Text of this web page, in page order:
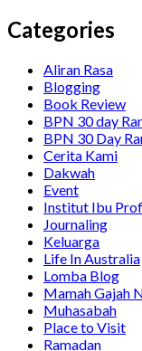
Categories
Aliran Rasa
Blogging
Book Review
BPN 30 day
BPN 30 Day
Cerita Kami
Dakwah
Event
Institut Ibu
Journaling
Keluarga
Life In Australia
Lomba Blog
Mamah Gajah
Muhasabah
Place to Visit
Ramadan